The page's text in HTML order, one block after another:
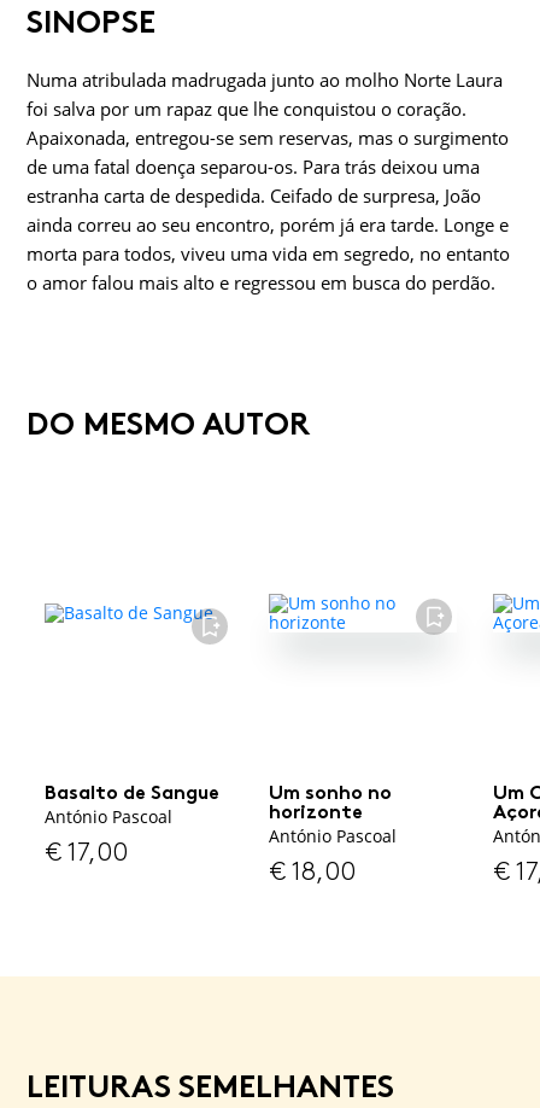
SINOPSE
Numa atribulada madrugada junto ao molho Norte Laura
foi salva por um rapaz que lhe conquistou o coração.
Apaixonada, entregou-se sem reservas, mas o surgimento
de uma fatal doença separou-os. Para trás deixou uma
estranha carta de despedida. Ceifado de surpresa, João
ainda correu ao seu encontro, porém já era tarde. Longe e
morta para todos, viveu uma vida em segredo, no entanto
o amor falou mais alto e regressou em busca do perdão.
DO MESMO AUTOR
FAVORITO
Basalto de Sangue
António Pascoal
€17,00
FAVORITO
Um sonho no
horizonte
António Pascoal
€18,00
Um
€
LEITURAS SEMELHANTES